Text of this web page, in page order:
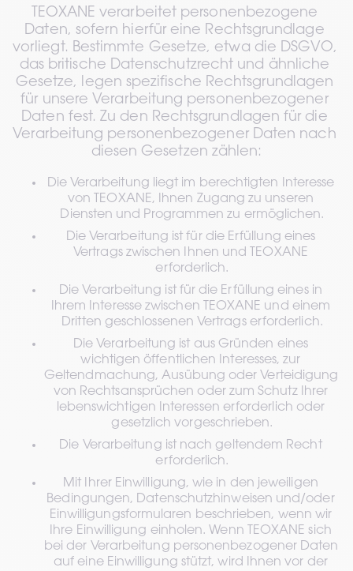
TEOXANE verarbeitet personenbezogene
Daten, sofern hierfür eine Rechtsgrundlage
vorliegt. Bestimmte Gesetze, etwa die DSGVO,
das britische Datenschutzrecht und ähnliche
Gesetze, legen spezifische Rechtsgrundlagen
für unsere Verarbeitung personenbezogener
Daten fest. Zu den Rechtsgrundlagen für die
Verarbeitung personenbezogener Daten nach
diesen Gesetzen zählen:
Die Verarbeitung liegt im berechtigten Interesse
von TEOXANE, Ihnen Zugang zu unseren
Diensten und Programmen zu ermöglichen.
Die Verarbeitung ist für die Erfüllung eines
Vertrags zwischen Ihnen und TEOXANE
erforderlich.
Die Verarbeitung ist für die Erfüllung eines in
Ihrem Interesse zwischen TEOXANE und einem
Dritten geschlossenen Vertrags erforderlich.
Die Verarbeitung ist aus Gründen eines
wichtigen öffentlichen Interesses, zur
Geltendmachung, Ausübung oder Verteidigung
von Rechtsansprüchen oder zum Schutz Ihrer
lebenswichtigen Interessen erforderlich oder
gesetzlich vorgeschrieben.
Die Verarbeitung ist nach geltendem Recht
erforderlich.
Mit Ihrer Einwilligung, wie in den jeweiligen
Bedingungen, Datenschutzhinweisen und/oder
Einwilligungsformularen beschrieben, wenn wir
Ihre Einwilligung einholen. Wenn TEOXANE sich
bei der Verarbeitung personenbezogener Daten
auf eine Einwilligung stützt, wird Ihnen vor der